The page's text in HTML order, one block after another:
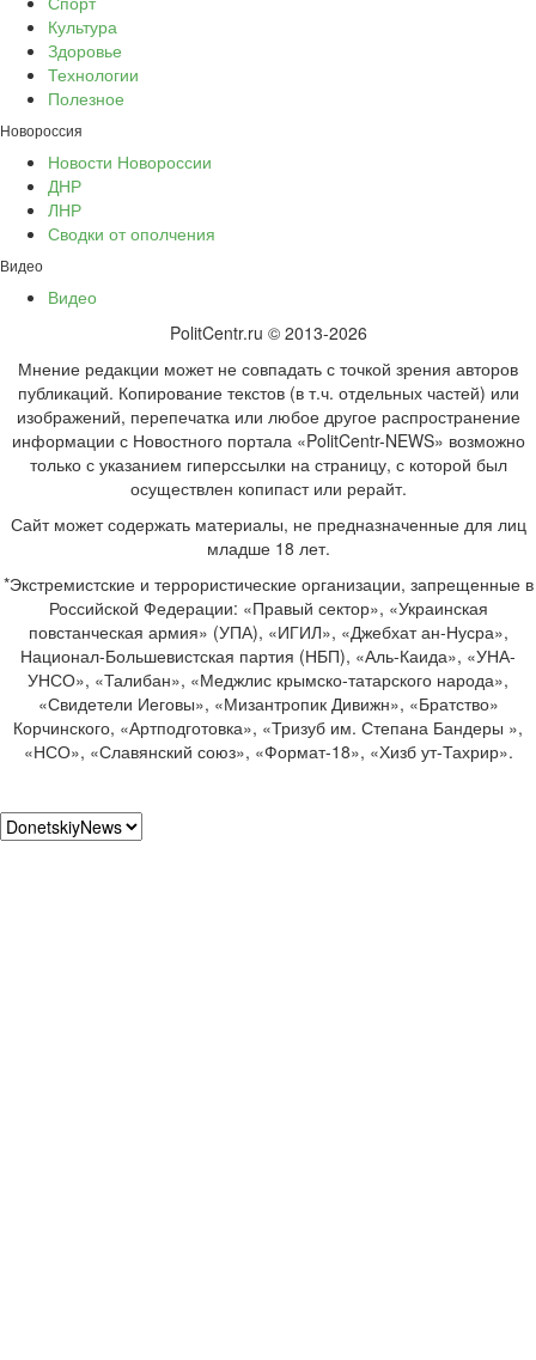
Культура
Здоровье
Технологии
Полезное
Новороссия
Новости Новороссии
ДНР
ЛНР
Сводки от ополчения
Видео
Видео
PolitCentr.ru © 2013-2026
Мнение редакции может не совпадать с точкой зрения авторов
публикаций. Копирование текстов (в т.ч. отдельных частей) или
изображений, перепечатка или любое другое распространение
информации с Новостного портала «PolitCentr-NEWS» возможно
только с указанием гиперссылки на страницу, с которой был
осуществлен копипаст или рерайт.
Сайт может содержать материалы, не предназначенные для лиц
младше 18 лет.
*Экстремистские и террористические организации, запрещенные в
Российской Федерации: «Правый сектор», «Украинская
повстанческая армия» (УПА), «ИГИЛ», «Джебхат ан-Нусра»,
Национал-Большевистская партия (НБП), «Аль-Каида», «УНА-
УНСО», «Талибан», «Меджлис крымско-татарского народа»,
«Свидетели Иеговы», «Мизантропик Дивижн», «Братство»
Корчинского, «Артподготовка», «Тризуб им. Степана Бандеры »,
«НСО», «Славянский союз», «Формат-18», «Хизб ут-Тахрир».